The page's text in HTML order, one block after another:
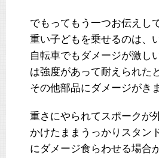
でもってもう一つお伝えし
重い子どもを乗せるのは、
自転車でもダメージが激し
は強度があって耐えられた
その他部品にダメージがき
重さにやられてスポークが
かけたままうっかりスタン
にダメージ食らわせる場合